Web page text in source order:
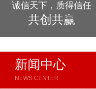
诚信天下，质得信任
共创共赢
新闻中心
NEWS CENTER